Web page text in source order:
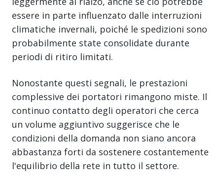
essere in parte influenzato dalle interruzioni
climatiche invernali, poiché le spedizioni sono
probabilmente state consolidate durante
periodi di ritiro limitati.
Nonostante questi segnali, le prestazioni
complessive dei portatori rimangono miste. Il
continuo contatto degli operatori che cerca
un volume aggiuntivo suggerisce che le
condizioni della domanda non siano ancora
abbastanza forti da sostenere costantemente
l'equilibrio della rete in tutto il settore.